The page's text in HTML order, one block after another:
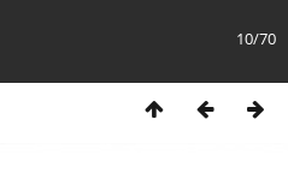
10/70